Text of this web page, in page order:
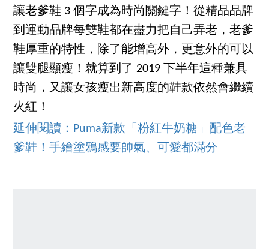
讓老爹鞋 3 個字成為時尚關鍵字！從精品品牌
到運動品牌每雙鞋都在盡力把自己弄老，老爹
鞋厚重的特性，除了能增高外，更意外的可以
讓雙腿顯瘦！就算到了 2019 下半年這種兼具
時尚，又讓女孩瘦出新高度的鞋款依然會繼續
火紅！
延伸閱讀：Puma新款「粉紅牛奶糖」配色老
爹鞋！手繪塗鴉感要帥氣、可愛都滿分